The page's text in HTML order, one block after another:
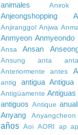
animales Anirok
Anjeongshopping
Anjiranggol Anjwa
Anmyeon Anmyeondo
Ansa
Ansan
Ansung
anta
Anteriormente antes
antig
antigua Antigua
Antigüamente Antiguas
antiguos Antique
Anyang Anyangcheon
años Aoi AORI ap